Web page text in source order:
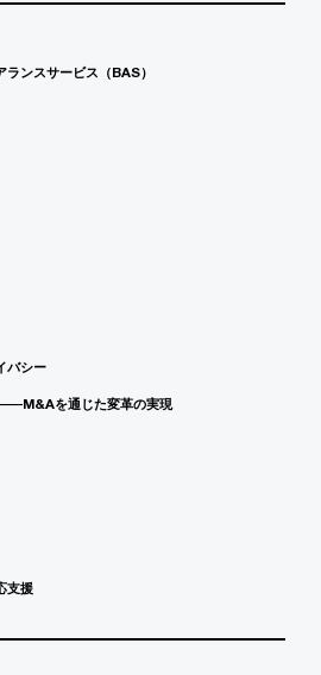
ンスサービス（BAS）
バシー
を通じた変革の実現
支援